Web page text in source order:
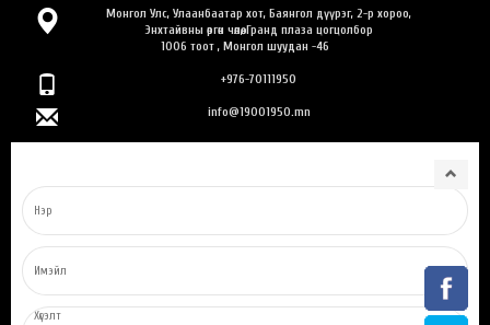
Монгол Улс, Улаанбаатар хот, Баянгол дүүрэг, 2-р хороо,
Энхтайвны өргөн чөлөө, Гранд плаза цогцолбор
1006 тоот , Монгол шуудан -46
+976-70111950
info@19001950.mn